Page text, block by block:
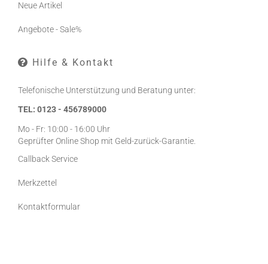
Neue Artikel
Angebote - Sale%
Hilfe & Kontakt
Telefonische Unterstützung und Beratung unter:
TEL: 0123 - 456789000
Mo - Fr: 10:00 - 16:00 Uhr
Geprüfter Online Shop mit Geld-zurück-Garantie.
Callback Service
Merkzettel
Kontaktformular